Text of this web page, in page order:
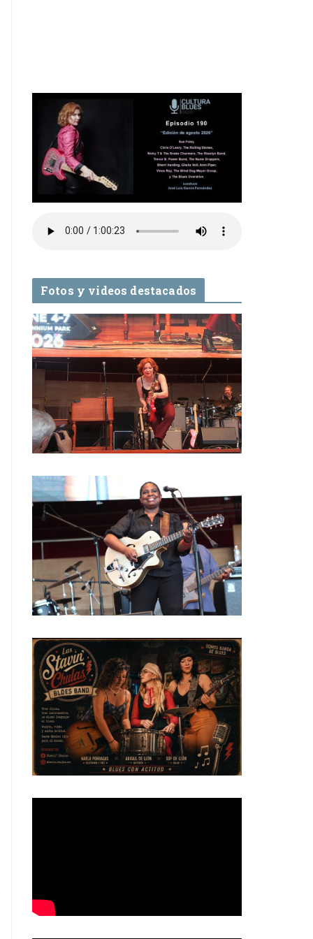
Fotos y videos destacados